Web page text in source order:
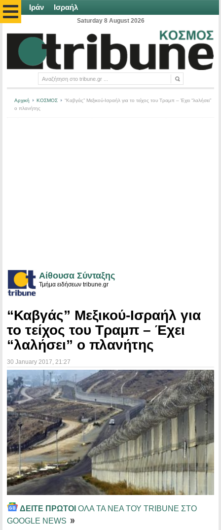
Ιράν Ισραήλ
Saturday 8 August 2026
Αρχική ΚΟΣΜΟΣ
“Καβγάς” Μεξικού-Ισραήλ για το τείχος του Τραμπ – Έχει “λαλήσει”
ο πλανήτης
Αίθουσα Σύνταξης
Τμήμα ειδήσεων tribune.gr
“Καβγάς” Μεξικού-Ισραήλ για
το τείχος του Τραμπ – Έχει
“λαλήσει” ο πλανήτης
30 January 2017 , 21:27
ΔΕΙΤΕ ΠΡΩΤΟΙ ΟΛΑ ΤΑ ΝΕΑ ΤΟΥ TRIBUNE ΣΤΟ
GOOGLE NEWS